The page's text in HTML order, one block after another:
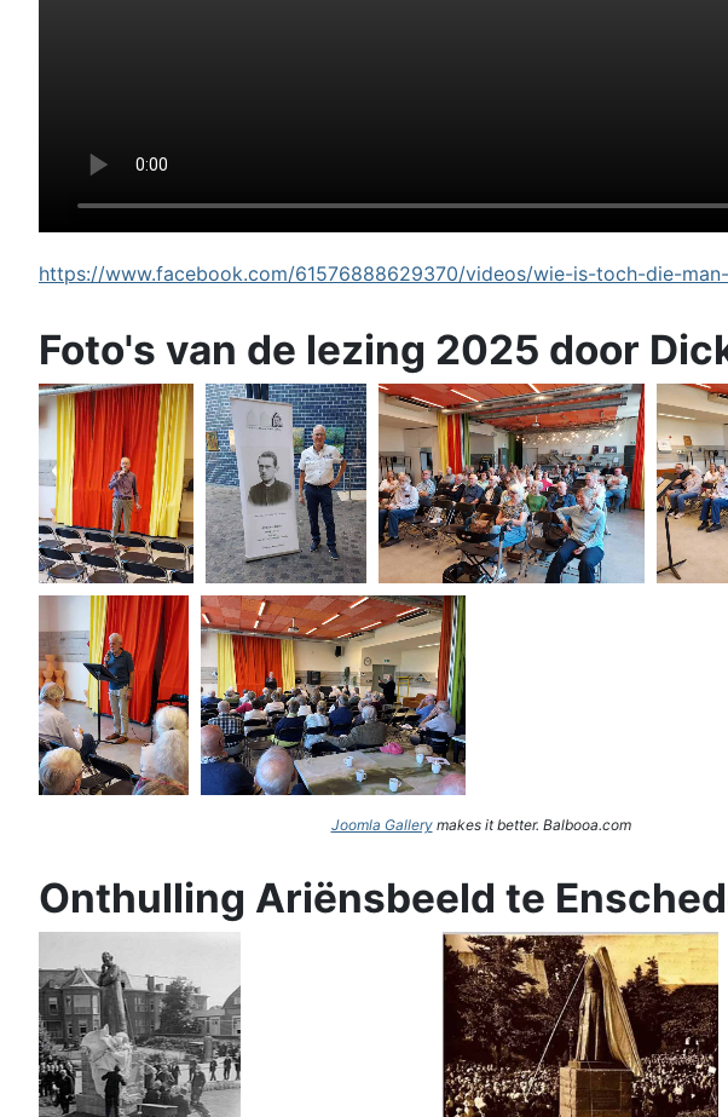
https://www.facebook.com/61576888629370/videos/wie-is-toch-die-
Foto's van de lezing 2025 door
Joomla Gallerymakes it better. Balbooa.com
Onthulling Ariënsbeeld te